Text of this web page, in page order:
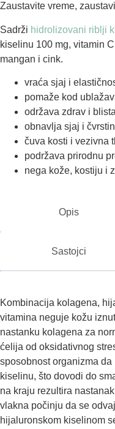
Zaustavite vreme,
Sadrži hidrolizovani riblji
kiselinu 100 mg, vitamin
mangan i cink.
vraća sjaj i
pomaže kod
održava zdrav i
obnavlja sjaj i
čuva kosti i vezivna
podržava prirodnu
nega kože, kostiju i
Opis
Sastojci
Kombinacija kolagena,
vitamina neguje kožu
nastanku kolagena za
ćelija od oksidativnog
sposobnost organizma da
kiselinu, što dovodi do
na kraju rezultira
vlakna počinju da se
hijaluronskom kiselinom